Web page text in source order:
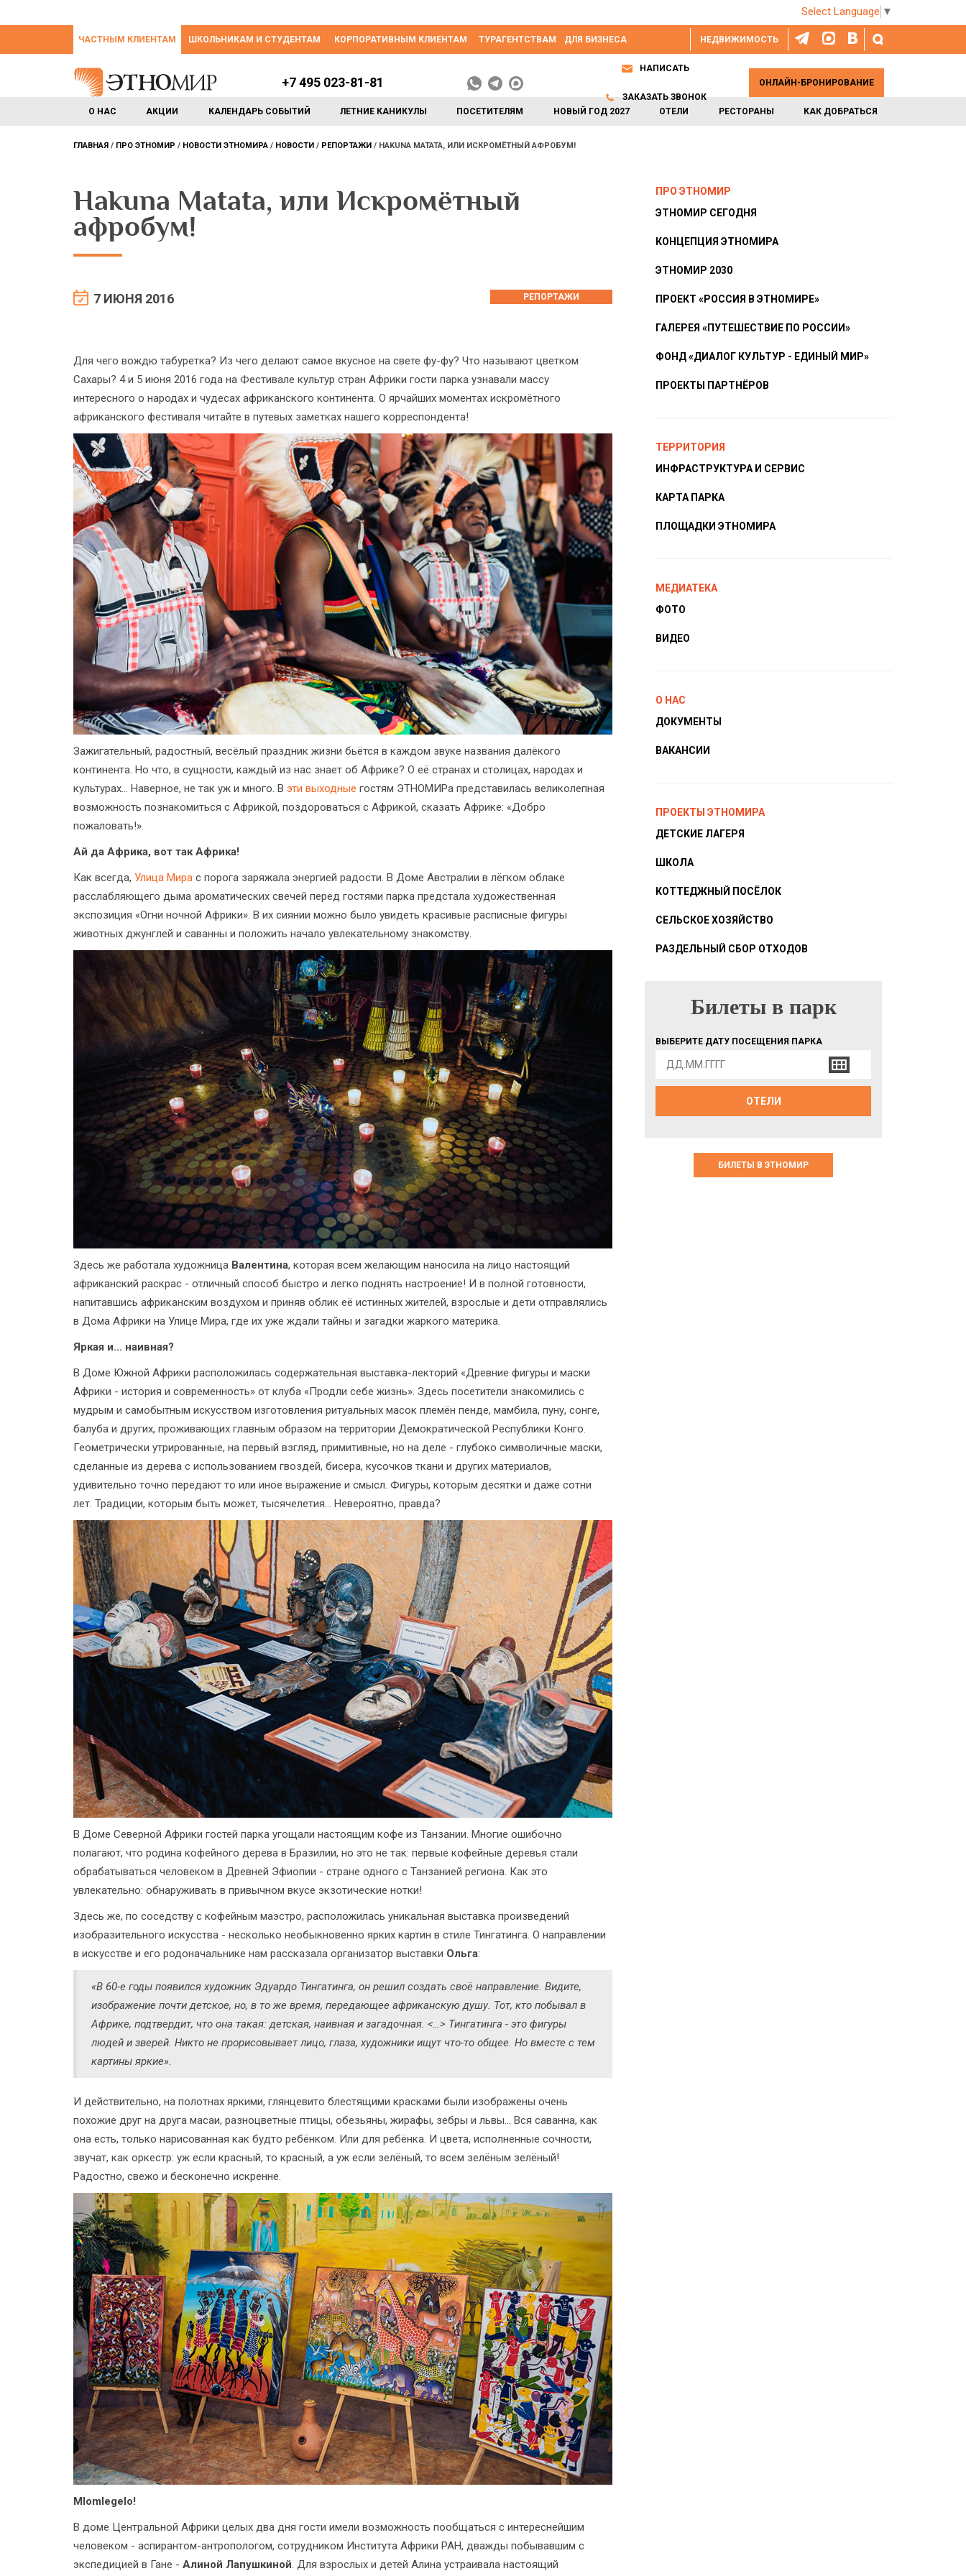
Select Language ▼
НЕДВИЖИМОСТЬ
ЧАСТНЫМ КЛИЕНТАМ ШКОЛЬНИКАМ И СТУДЕНТАМ КОРПОРАТИВНЫМ КЛИЕНТАМ ТУРАГЕНТСТВАМ ДЛЯ БИЗНЕСА
О НАС АКЦИИ КАЛЕНДАРЬ СОБЫТИЙ ЛЕТНИЕ КАНИКУЛЫ ПОСЕТИТЕЛЯМ НОВЫЙ ГОД 2027 ОТЕЛИ РЕСТОРАНЫ КАК ДОБРАТЬСЯ
+7 495 023-81-81
НАПИСАТЬ
ЗАКАЗАТЬ ЗВОНОК
ОНЛАЙН-БРОНИРОВАНИЕ
ГЛАВНАЯ ПРО ЭТНОМИР НОВОСТИ ЭТНОМИРА НОВОСТИ РЕПОРТАЖИ HAKUNA MATATA, ИЛИ ИСКРОМЁТНЫЙ АФРОБУМ!
Hakuna Matata, или Искромётный
афробум!
7 ИЮНЯ 2016 РЕПОРТАЖИ
Для чего вождю табуретка? Из чего делают самое вкусное на свете фу-фу? Что называют цветком
Сахары? 4 и 5 июня 2016 года на Фестивале культур стран Африки гости парка узнавали массу
интересного о народах и чудесах африканского континента. О ярчайших моментах искромётного
африканского фестиваля читайте в путевых заметках нашего корреспондента!
Зажигательный, радостный, весёлый праздник жизни бьётся в каждом звуке названия далёкого
континента. Но что, в сущности, каждый из нас знает об Африке? О её странах и столицах, народах и
культурах... Наверное, не так уж и много. В эти выходные гостям ЭТНОМИРа представилась великолепная
возможность познакомиться с Африкой, поздороваться с Африкой, сказать Африке: «Добро
пожаловать!».
Ай да Африка, вот так Африка!
Как всегда, Улица Мира с порога заряжала энергией радости. В Доме Австралии в лёгком облаке
расслабляющего дыма ароматических свечей перед гостями парка предстала художественная
экспозиция «Огни ночной Африки». В их сиянии можно было увидеть красивые расписные фигуры
животных джунглей и саванны и положить начало увлекательному знакомству.
Здесь же работала художница Валентина, которая всем желающим наносила на лицо настоящий
африканский раскрас - отличный способ быстро и легко поднять настроение! И в полной готовности,
напитавшись африканским воздухом и приняв облик её истинных жителей, взрослые и дети отправлялись
в Дома Африки на Улице Мира, где их уже ждали тайны и загадки жаркого материка.
Яркая и... наивная?
В Доме Южной Африки расположилась содержательная выставка-лекторий «Древние фигуры и маски
Африки - история и современность» от клуба «Продли себе жизнь». Здесь посетители знакомились с
мудрым и самобытным искусством изготовления ритуальных масок племён пенде, мамбила, пуну, сонге,
балуба и других, проживающих главным образом на территории Демократической Республики Конго.
Геометрически утрированные, на первый взгляд, примитивные, но на деле - глубоко символичные маски,
сделанные из дерева с использованием гвоздей, бисера, кусочков ткани и других материалов,
удивительно точно передают то или иное выражение и смысл. Фигуры, которым десятки и даже сотни
лет. Традиции, которым быть может, тысячелетия... Невероятно, правда?
В Доме Северной Африки гостей парка угощали настоящим кофе из Танзании. Многие ошибочно
полагают, что родина кофейного дерева в Бразилии, но это не так: первые кофейные деревья стали
обрабатываться человеком в Древней Эфиопии - стране одного с Танзанией региона. Как это
увлекательно: обнаруживать в привычном вкусе экзотические нотки!
Здесь же, по соседству с кофейным маэстро, расположилась уникальная выставка произведений
изобразительного искусства - несколько необыкновенно ярких картин в стиле Тингатинга. О направлении
в искусстве и его родоначальнике нам рассказала организатор выставки Ольга:
«В 60-е годы появился художник Эдуардо Тингатинга, он решил создать своё направление. Видите,
изображение почти детское, но, в то же время, передающее африканскую душу. Тот, кто побывал в
Африке, подтвердит, что она такая: детская, наивная и загадочная. <…> Тингатинга - это фигуры
людей и зверей. Никто не прорисовывает лицо, глаза, художники ищут что-то общее. Но вместе с тем
картины яркие».
И действительно, на полотнах яркими, глянцевито блестящими красками были изображены очень
похожие друг на друга масаи, разноцветные птицы, обезьяны, жирафы, зебры и львы... Вся саванна, как
она есть, только нарисованная как будто ребёнком. Или для ребёнка. И цвета, исполненные сочности,
звучат, как оркестр: уж если красный, то красный, а уж если зелёный, то всем зелёным зелёный!
Радостно, свежо и бесконечно искренне.
Mlomlegelo!
В доме Центральной Африки целых два дня гости имели возможность пообщаться с интереснейшим
человеком - аспирантом-антропологом, сотрудником Института Африки РАН, дважды побывавшим с
экспедицией в Гане - Алиной Лапушкиной. Для взрослых и детей Алина устраивала настоящий
ПРО ЭТНОМИР
ЭТНОМИР СЕГОДНЯ
КОНЦЕПЦИЯ ЭТНОМИРА
ЭТНОМИР 2030
ПРОЕКТ «РОССИЯ В ЭТНОМИРЕ»
ГАЛЕРЕЯ «ПУТЕШЕСТВИЕ ПО РОССИИ»
ФОНД «ДИАЛОГ КУЛЬТУР - ЕДИНЫЙ МИР»
ПРОЕКТЫ ПАРТНЁРОВ
ТЕРРИТОРИЯ
ИНФРАСТРУКТУРА И СЕРВИС
КАРТА ПАРКА
ПЛОЩАДКИ ЭТНОМИРА
МЕДИАТЕКА
ФОТО
ВИДЕО
О НАС
ДОКУМЕНТЫ
ВАКАНСИИ
ПРОЕКТЫ ЭТНОМИРА
ДЕТСКИЕ ЛАГЕРЯ
ШКОЛА
КОТТЕДЖНЫЙ ПОСЁЛОК
СЕЛЬСКОЕ ХОЗЯЙСТВО
РАЗДЕЛЬНЫЙ СБОР ОТХОДОВ
БИЛЕТЫ В ПАРК
Билеты в парк
ВЫБЕРИТЕ ДАТУ ПОСЕЩЕНИЯ ПАРКА
ОТЕЛИ
БИЛЕТЫ В ЭТНОМИР